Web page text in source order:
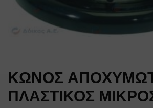
ΚΩΝΟΣ
ΠΛΑΣΤΙΚΟΣ